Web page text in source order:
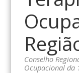
Conselho
Ocupacional da